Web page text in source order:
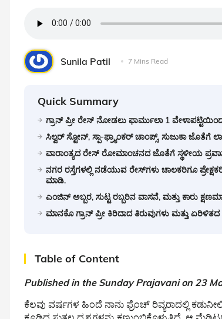
Sunila Patil 7 Mins Read
Quick Summary
ಗ್ರಾನ್ ಪ್ರೀ ರೇಸ್ ನೋಡಲು ಫಾರ್ಮುಲಾ 1
ಸಿಲ್ವರ್ ಸ್ಟೋನ್, ಸ್ಪಾ-ಫ್ರ್ಯಾಂಕರ್ ಚಾಂಪ್ಸ್, ಸುಜುಕಾ
ವಾರಾಂತ್ಯದ ರೇಸ್ ರೋಮಾಂಚನದ ಜೊತೆಗೆ ಸ್ಥಳೀಯ
ನಗರ ರಸ್ತೆಗಳಲ್ಲಿ ನಡೆಯುವ ರೇಸ್‌ಗಳು ಚಾಲಕರಿಗೂ
ಮಾಡಿ.
ಎಂಜಿನ್ ಅಬ್ಬರ, ಸುಟ್ಟ ರಬ್ಬರಿನ ವಾಸನೆ, ಮತ್ತು ಕಾರು
ಮಾನಕೊ ಗ್ರಾನ್ ಪ್ರೀ ಕಿರಿದಾದ ತಿರುವುಗಳು ಮತ್ತು
Table of Content
Published in the Sunday Prajavani on 23
ಕೆಲವು ವರ್ಷಗಳ ಹಿಂದೆ ನಾನು ಫ್ರೆಂಚ್ ರಿವ್ಯರಾದಲ್ಲಿ